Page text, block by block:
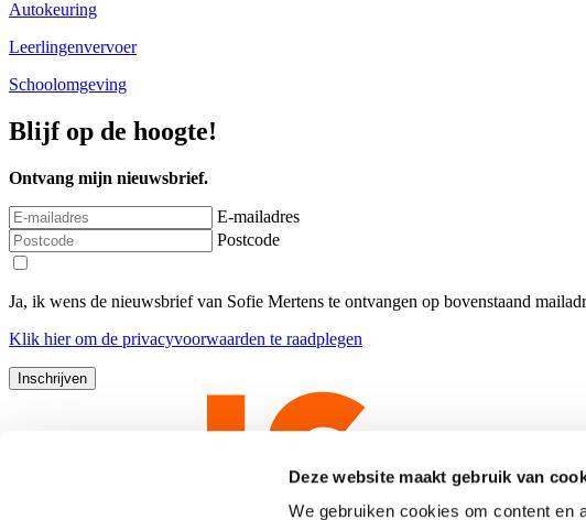
Deze website maakt gebruik van
We gebruiken cookies om content en
Autokeuring
Leerlingenvervoer
Schoolomgeving
Blijf op de hoogte!
Ontvang mijn nieuwsbrief.
E-mailadres
Postcode
Ja, ik wens de nieuwsbrief van Sofie Mertens te ontvangen op bovenstaand
Klik hierom de privacyvoorwaarden te raadplegen